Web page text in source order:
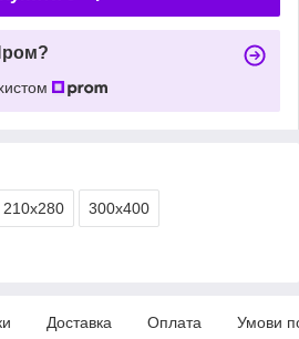
210х280 300х400
Доставка Оплата Умови